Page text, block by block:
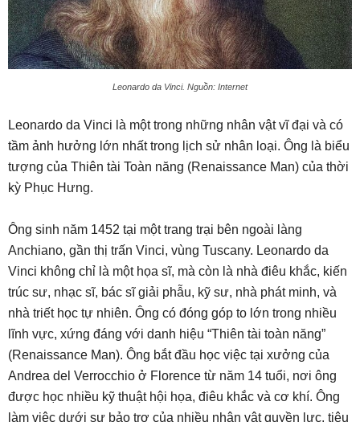
Leonardo da Vinci. Nguồn: Internet
Leonardo da Vinci là một trong những nhân vật vĩ đại và có
tầm ảnh hưởng lớn nhất trong lịch sử nhân loại. Ông là biểu
tượng của Thiên tài Toàn năng (Renaissance Man) của thời
kỳ Phục Hưng.
Ông sinh năm 1452 tại một trang trại bên ngoài làng
Anchiano, gần thị trấn Vinci, vùng Tuscany. Leonardo da
Vinci không chỉ là một họa sĩ, mà còn là nhà điêu khắc, kiến
trúc sư, nhạc sĩ, bác sĩ giải phẫu, kỹ sư, nhà phát minh, và
nhà triết học tự nhiên. Ông có đóng góp to lớn trong nhiều
lĩnh vực, xứng đáng với danh hiệu “Thiên tài toàn năng”
(Renaissance Man). Ông bắt đầu học việc tại xưởng của
Andrea del Verrocchio ở Florence từ năm 14 tuổi, nơi ông
được học nhiều kỹ thuật hội họa, điêu khắc và cơ khí. Ông
làm việc dưới sự bảo trợ của nhiều nhân vật quyền lực, tiêu